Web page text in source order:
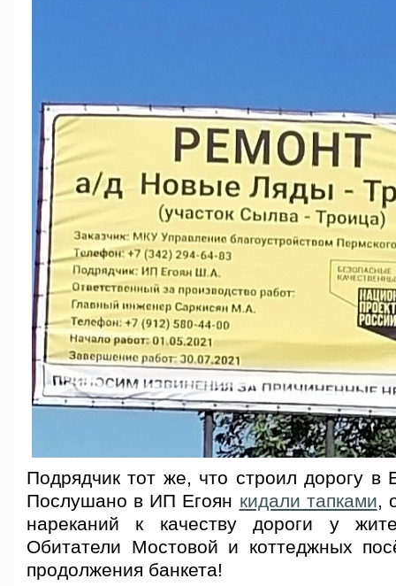
Подрядчик тот же, что строил дорогу в
Послушано в ИП Егоян кидали тапками,
нареканий к качеству дороги у
Обитатели Мостовой и коттеджных
продолжения банкета!